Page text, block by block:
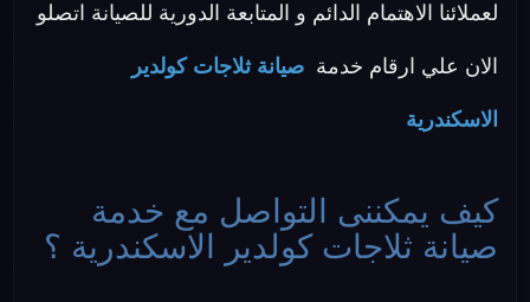
لعملائنا الاهتمام الدائم و المتابعة الدورية للصيانة اتصلو
الان علي ارقام خدمة صيانة ثلاجات كولدير
الاسكندرية
كيف يمكننى التواصل مع خدمة
صيانة ثلاجات كولدير الاسكندرية ؟